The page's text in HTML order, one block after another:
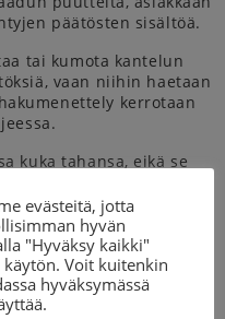
päätösten sisältöä.
tai kumota kantelun
vaan niihin haetaan
kerrotaan
kuka tahansa, eikä se
tai eduskunnan
koskevat kantelut
on laatinut selkeät
laillisuusvalvojille.
evästeitä, jotta
hyvän
"Hyväksy kaikki"
käytön. Voit kuitenkin
hyväksymässä